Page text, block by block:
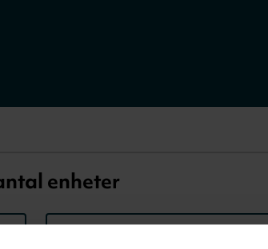
enheter